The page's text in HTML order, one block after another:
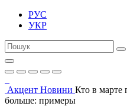
РУС
УКР
Акцент Новини Кто в марте
больше: примеры